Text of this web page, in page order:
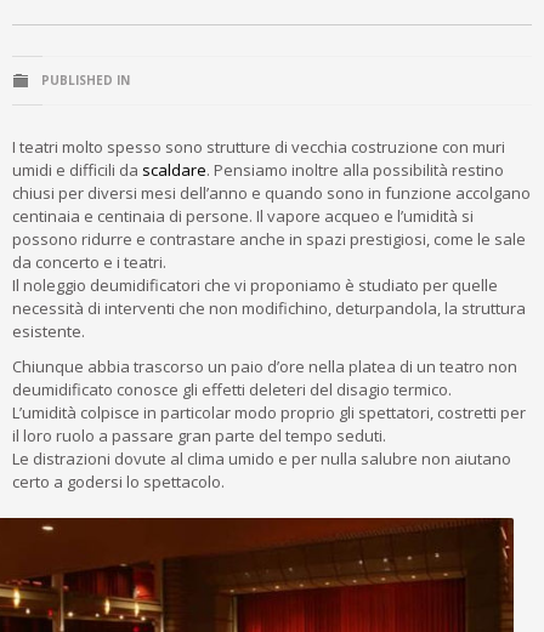
PUBLISHED IN
I teatri molto spesso sono strutture di vecchia costruzione con muri
umidi e difficili da scaldare. Pensiamo inoltre alla possibilità restino
chiusi per diversi mesi dell’anno e quando sono in funzione accolgano
centinaia e centinaia di persone. Il vapore acqueo e l’umidità si
possono ridurre e contrastare anche in spazi prestigiosi, come le sale
da concerto e i teatri.
Il noleggio deumidificatori che vi proponiamo è studiato per quelle
necessità di interventi che non modifichino, deturpandola, la struttura
esistente.
Chiunque abbia trascorso un paio d’ore nella platea di un teatro non
deumidificato conosce gli effetti deleteri del disagio termico.
L’umidità colpisce in particolar modo proprio gli spettatori, costretti per
il loro ruolo a passare gran parte del tempo seduti.
Le distrazioni dovute al clima umido e per nulla salubre non aiutano
certo a godersi lo spettacolo.